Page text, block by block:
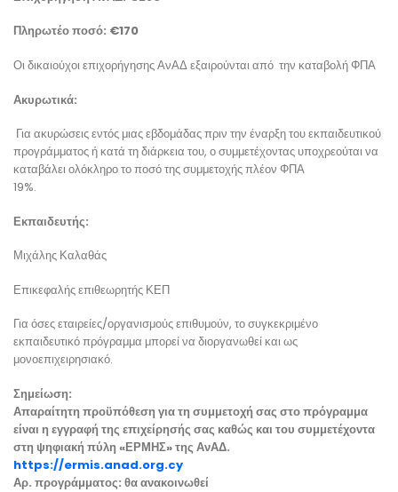
Πληρωτέο ποσό: €170
Οι δικαιούχοι επιχορήγησης ΑνΑΔ εξαιρούνται από την καταβολή ΦΠΑ
Ακυρωτικά:
Για ακυρώσεις εντός μιας εβδομάδας πριν την έναρξη του εκπαιδευτικού
προγράμματος ή κατά τη διάρκεια του, ο συμμετέχοντας υποχρεούται να
καταβάλει ολόκληρο το ποσό της συμμετοχής πλέον ΦΠΑ
19%.
Εκπαιδευτής:
Μιχάλης Καλαθάς
Επικεφαλής επιθεωρητής ΚΕΠ
Για όσες εταιρείες/οργανισμούς επιθυμούν, το συγκεκριμένο
εκπαιδευτικό πρόγραμμα μπορεί να διοργανωθεί και ως
μονοεπιχειρησιακό.
Σημείωση:
Απαραίτητη προϋπόθεση για τη συμμετοχή σας στο πρόγραμμα
είναι η εγγραφή της επιχείρησής σας καθώς και του συμμετέχοντα
στη ψηφιακή πύλη «ΕΡΜΗΣ» της ΑνΑΔ.
https://ermis.anad.org.cy
Αρ. προγράμματος: θα ανακοινωθεί